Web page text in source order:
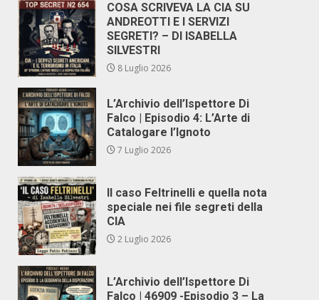
COSA SCRIVEVA LA CIA SU
ANDREOTTI E I SERVIZI
SEGRETI? – DI ISABELLA
SILVESTRI
8 Luglio 2026
L’Archivio dell’Ispettore Di
Falco | Episodio 4: L’Arte di
Catalogare l’Ignoto
7 Luglio 2026
Il caso Feltrinelli e quella nota
speciale nei file segreti della
CIA
2 Luglio 2026
L’Archivio dell’Ispettore Di
Falco | 46909 -Episodio 3 – La